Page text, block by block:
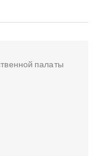
палаты